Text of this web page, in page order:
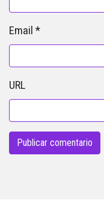
Email *
URL